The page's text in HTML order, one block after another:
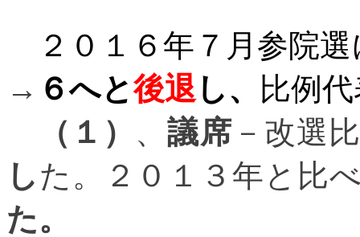
２０１６年７月参院選
→ ６へと後退 し、
比例
（１） 、議席 －改選
した。２０１３年と比
た。